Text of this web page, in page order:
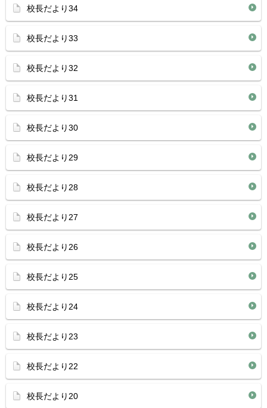
校長だより34
校長だより33
校長だより32
校長だより31
校長だより30
校長だより29
校長だより28
校長だより27
校長だより26
校長だより25
校長だより24
校長だより23
校長だより22
校長だより20